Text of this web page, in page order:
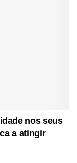
nos seus
a atingir